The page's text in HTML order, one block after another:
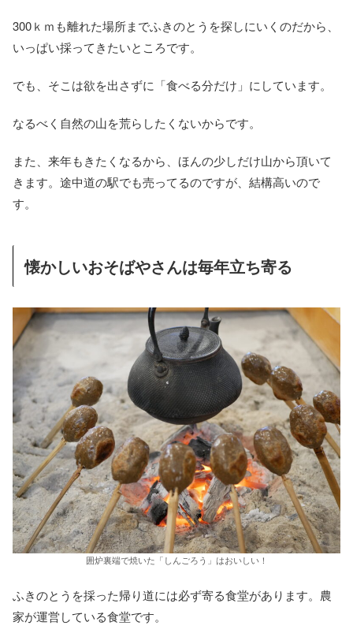
300ｋｍも離れた場所までふきのとうを探しにいくのだから、
いっぱい採ってきたいところです。
でも、そこは欲を出さずに「食べる分だけ」にしています。
なるべく自然の山を荒らしたくないからです。
また、来年もきたくなるから、ほんの少しだけ山から頂いて
きます。途中道の駅でも売ってるのですが、結構高いので
す。
懐かしいおそばやさんは毎年立ち寄る
囲炉裏端で焼いた「しんごろう」はおいしい！
ふきのとうを採った帰り道には必ず寄る食堂があります。農
家が運営している食堂です。